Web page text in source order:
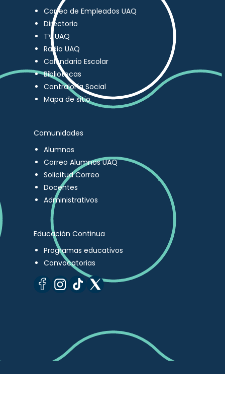
Correo de Empleados UAQ
Directorio
TV UAQ
Radio UAQ
Calendario Escolar
Bibliotecas
Contraloría Social
Mapa de sitio
Comunidades
Alumnos
Correo Alumnos UAQ
Solicitud Correo
Docentes
Administrativos
Educación Continua
Programas educativos
Convocatorias